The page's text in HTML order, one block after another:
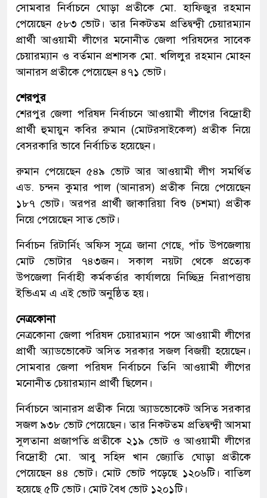
সোমবার নির্বাচনে ঘোড়া প্রতীকে মো. হাফিজুর রহমান
পেয়েছেন ৫৮৩ ভোট। তার নিকটতম প্রতিদ্বন্দ্বী চেয়ারম্যান
প্রার্থী আওয়ামী লীগের মনোনীত জেলা পরিষদের সাবেক
চেয়ারম্যান ও বর্তমান প্রশাসক মো. খলিলুর রহমান মোহন
আনারস প্রতীকে পেয়েছেন ৪৭১ ভোট।
শেরপুর
শেরপুর জেলা পরিষদ নির্বাচনে আওয়ামী লীগের বিদ্রোহী
প্রার্থী হুমায়ুন কবির রুমান (মোটরসাইকেল) প্রতীক নিয়ে
বেসরকারি ভাবে নির্বাচিত হয়েছেন।
রুমান পেয়েছেন ৫৪৯ ভোট আর আওয়ামী লীগ সমর্থিত
এড. চন্দন কুমার পাল (আনারস) প্রতীক নিয়ে পেয়েছেন
১৮৭ ভোট। অরপর প্রার্থী জাকারিয়া বিশু (চশমা) প্রতীক
নিয়ে পেয়েছেন সাত ভোট।
নির্বাচন রিটার্নিং অফিস সূত্রে জানা গেছে, পাঁচ উপজেলায়
মোট ভোটার ৭৪৩জন। সকাল নয়টা থেকে প্রত্যেক
উপজেলা নির্বাহী কর্মকর্তার কার্যালয়ে নিচ্ছিদ্র নিরাপত্তায়
ইভিএম এ এই ভোট অনুষ্ঠিত হয়।
নেত্রকোনা
নেত্রকোনা জেলা পরিষদ চেয়ারম্যান পদে আওয়ামী লীগের
প্রার্থী অ্যাডভোকেট অসিত সরকার সজল বিজয়ী হয়েছেন।
সোমবার জেলা পরিষদ নির্বাচনে তিনি আওয়ামী লীগের
মনোনীত চেয়ারম্যান প্রার্থী ছিলেন।
নির্বাচনে আনারস প্রতীক নিয়ে অ্যাডভোকেট অসিত সরকার
সজল ৯৩৮ ভোট পেয়েছেন। তার নিকটতম প্রতিদ্বন্দ্বী আসমা
সুলতানা প্রজাপতি প্রতীকে ২১৯ ভোট ও আওয়ামী লীগের
বিদ্রোহী মো. আবু সহিদ খান জ্যোতি ঘোড়া প্রতীকে
পেয়েছেন ৪৪ ভোট। মোট ভোট পড়েছে ১২০৬টি। বাতিল
হয়েছে ৫টি ভোট। মোট বৈধ ভোট ১২০১টি।